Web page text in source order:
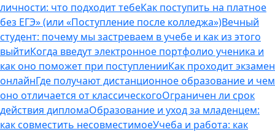
личности: что подходит тебеКак поступить на платное
без ЕГЭ» (или «Поступление после колледжа»)Вечный
студент: почему мы застреваем в учебе и как из этого
выйтиКогда введут электронное портфолио ученика и
как оно поможет при поступленииКак проходит экзамен
онлайнГде получают дистанционное образование и чем
оно отличается от классическогоОграничен ли срок
действия дипломаОбразование и уход за младенцем:
как совместить несовместимоеУчеба и работа: как